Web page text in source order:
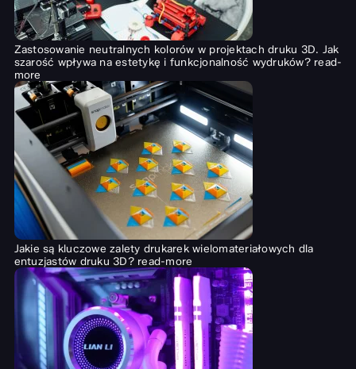
Zastosowanie neutralnych kolorów w projektach druku 3D. Jak
szarość wpływa na estetykę i funkcjonalność wydruków? read-
more
Jakie są kluczowe zalety drukarek wielomateriałowych dla
entuzjastów druku 3D? read-more